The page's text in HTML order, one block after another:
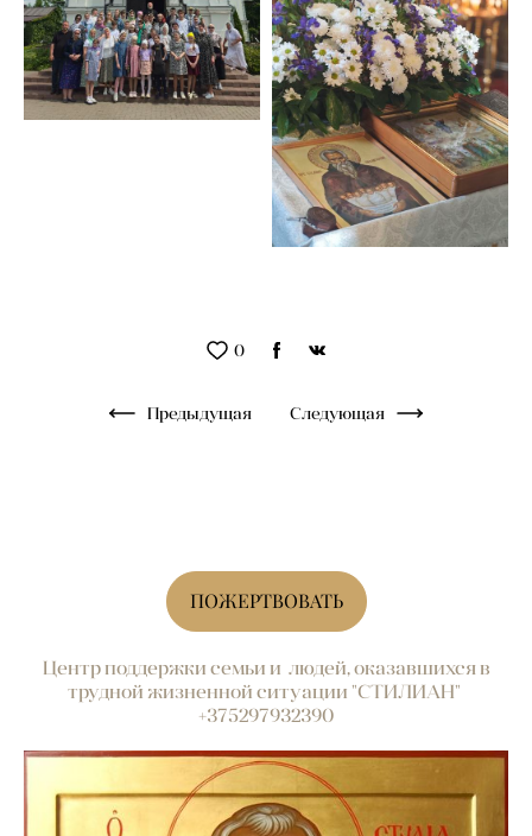
0
Предыдущая Следующая
ПОЖЕРТВОВАТЬ
Центр поддержки семьи и людей, оказавшихся в
трудной жизненной ситуации "СТИЛИАН"
+375297932390